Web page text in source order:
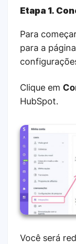
Etapa 1.
Para
para a página
Clique em
HubSpot.
Você será